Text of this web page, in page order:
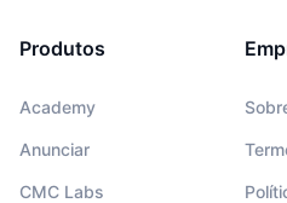
Produtos
Academy
Anunciar
CMC Labs